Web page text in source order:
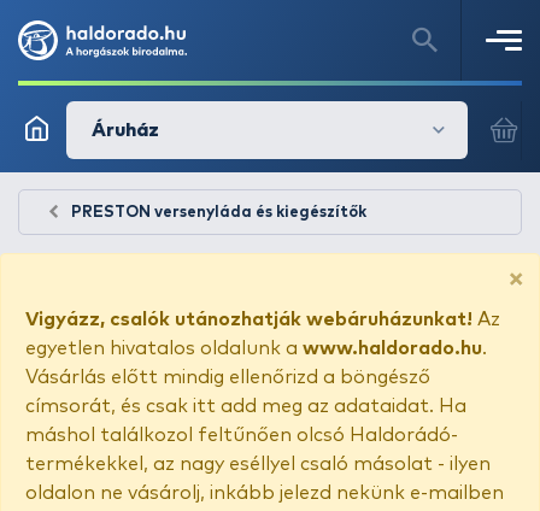
Áruház
PRESTON versenyláda és kiegészítők
×
Vigyázz, csalók utánozhatják webáruházunkat! Az
egyetlen hivatalos oldalunk a www.haldorado.hu.
Vásárlás előtt mindig ellenőrizd a böngésző
címsorát, és csak itt add meg az adataidat. Ha
máshol találkozol feltűnően olcsó Haldorádó-
termékekkel, az nagy eséllyel csaló másolat - ilyen
oldalon ne vásárolj, inkább jelezd nekünk e-mailben